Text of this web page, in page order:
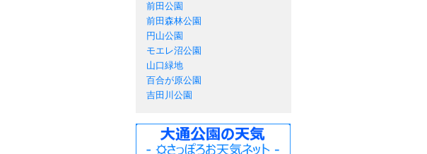
前田公園
前田森林公園
円山公園
モエレ沼公園
山口緑地
百合が原公園
吉田川公園